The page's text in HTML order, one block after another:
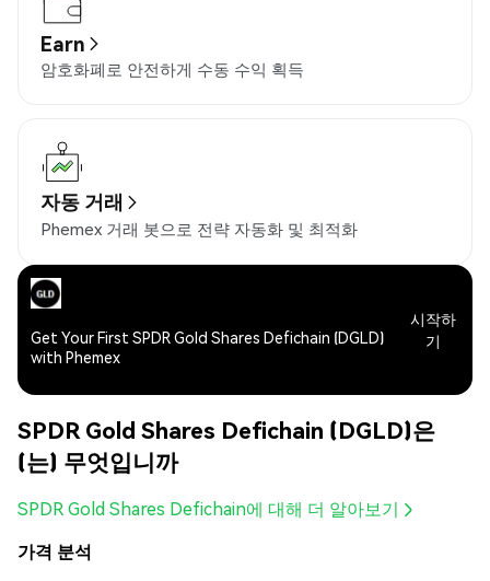
Earn
암호화폐로 안전하게 수동 수익 획득
자동 거래
Phemex 거래 봇으로 전략 자동화 및 최적화
Get Your First SPDR Gold Shares Defichain (DGLD)
with Phemex
시작하
기
SPDR Gold Shares Defichain (DGLD)은
(는) 무엇입니까
SPDR Gold Shares Defichain에 대해 더 알아보기
가격 분석